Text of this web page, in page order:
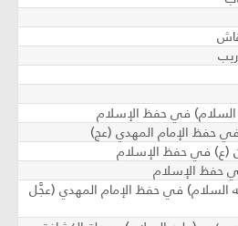
السلام) في حفظ الإسلام
حفظ الإمام المهدي (عج)
(ع) في حفظ الإسلام
حفظ الإسلام
السلام) في حفظ الإمام المهدي (عجَّل